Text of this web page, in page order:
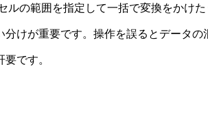
ルの範囲を指定して一括で変換をかけ
けが重要です。操作を誤るとデータの
です。